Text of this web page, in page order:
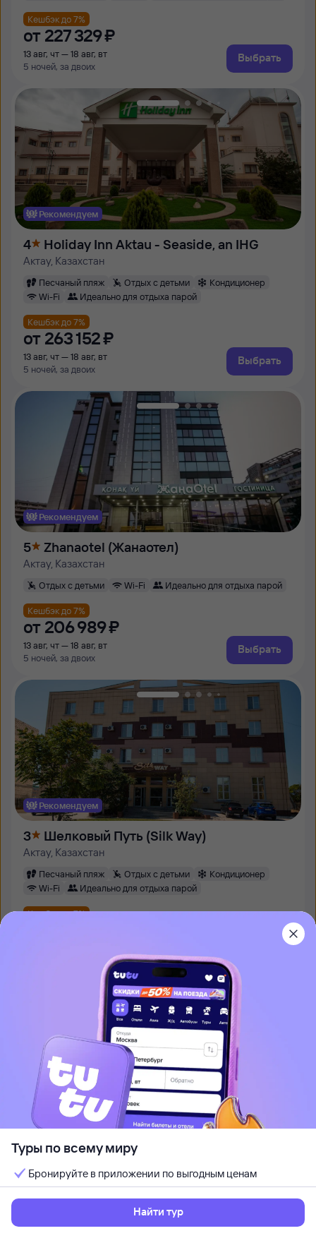
Кешбэк до 7%
от 227 ⁠329 ⁠₽
13 авг, чт — 18 авг, вт
5 ночей, за двоих
Выбрать
Рекомендуем
4 Holiday Inn Aktau - Seaside, an IHG
Актау, Казахстан
Песчаный пляж Отдых с детьми
Кондиционер
Wi-Fi
Идеально для отдыха парой
Кешбэк до 7%
от 263 ⁠152 ⁠₽
13 авг, чт — 18 авг, вт
5 ночей, за двоих
Выбрать
Рекомендуем
5 Zhanaotel (Жанаотел)
Актау, Казахстан
Отдых с детьми Wi-Fi Идеально для отдыха парой
Кешбэк до 7%
от 206 ⁠989 ⁠₽
13 авг, чт — 18 авг, вт
5 ночей, за двоих
Выбрать
Рекомендуем
3 Шелковый Путь (Silk Way)
Актау, Казахстан
Песчаный пляж Отдых с детьми
Кондиционер
Wi-Fi
Идеально для отдыха парой
Кешбэк до 7%
Показать все предложения
Туры из Сургута на другие курорты
Казахстана
Туры по всему миру
Бронируйте в приложении по выгодным ценам
Найти тур